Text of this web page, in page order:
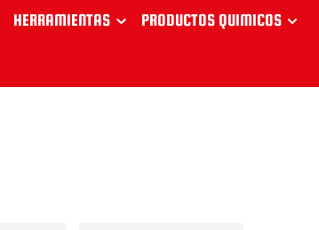
HERRAMIENTAS PRODUCTOS QUIMICOS